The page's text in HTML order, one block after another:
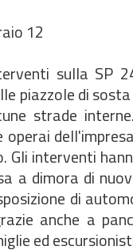
12
sulla SP
piazzole di
strade
operai
Gli interventi
a dimora di
di
anche a
ed